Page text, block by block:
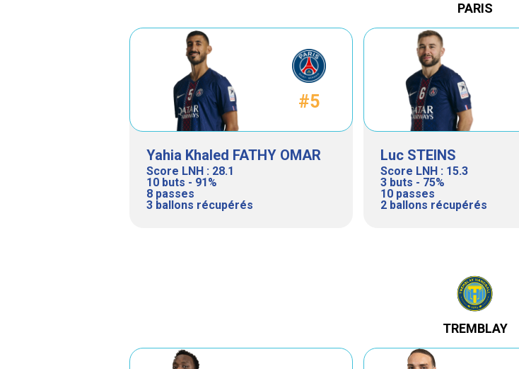
PARIS
#5
Yahia Khaled FATHY OMAR
Score LNH : 28.1
10 buts - 91%
8 passes
3 ballons récupérés
Luc STEINS
Score LNH : 15.3
3 buts - 75%
10 passes
2 ballons récupérés
TREMBLAY